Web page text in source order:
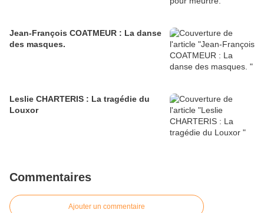
Jean-François COATMEUR : La danse
des masques.
Leslie CHARTERIS : La tragédie du
Louxor
Commentaires
Ajouter un commentaire